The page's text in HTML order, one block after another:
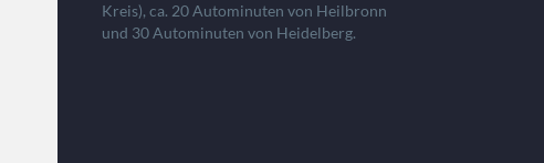
Kreis), ca. 20 Autominuten von Heilbronn
und 30 Autominuten von Heidelberg.